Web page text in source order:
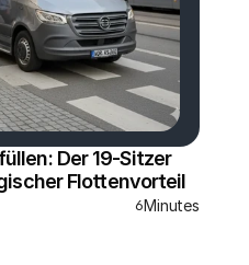
Der 19-Sitzer
Flottenvorteil
6Minutes